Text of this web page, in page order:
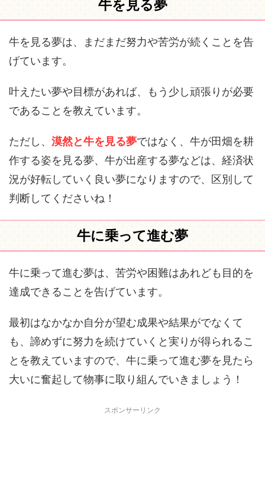
牛を見る夢
牛を見る夢は、まだまだ努力や苦労が続くことを告
げています。
叶えたい夢や目標があれば、もう少し頑張りが必要
であることを教えています。
ただし、 漠然と牛を見る夢ではなく、牛が田畑を耕
作する姿を見る夢、牛が出産する夢などは、経済状
況が好転していく良い夢になりますので、区別して
判断してくださいね！
牛に乗って進む夢
牛に乗って進む夢は、苦労や困難はあれども目的を
達成できることを告げています。
最初はなかなか自分が望む成果や結果がでなくて
も、諦めずに努力を続けていくと実りが得られるこ
とを教えていますので、牛に乗って進む夢を見たら
大いに奮起して物事に取り組んでいきましょう！
スポンサーリンク